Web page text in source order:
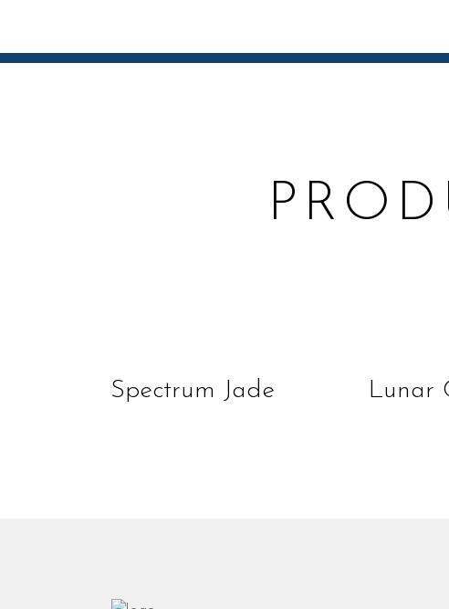
Spectrum Jade Lunar